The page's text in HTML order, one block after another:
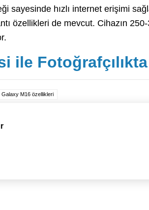
sayesinde hızlı internet erişimi
özellikleri de mevcut. Cihazın
ile
Galaxy M16 özellikleri